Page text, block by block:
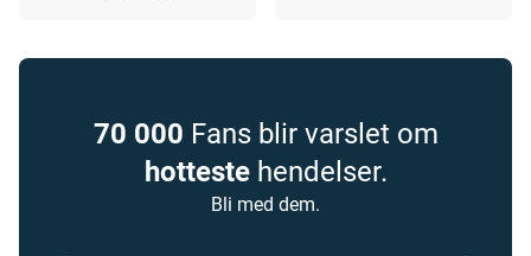
70 000 Fans blir varslet om
hottestehendelser.
Bli med dem.